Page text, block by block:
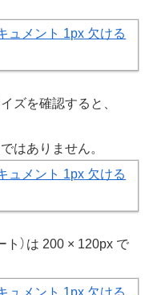
ズを確認すると、
はありません。
ト）は 200 × 120px で